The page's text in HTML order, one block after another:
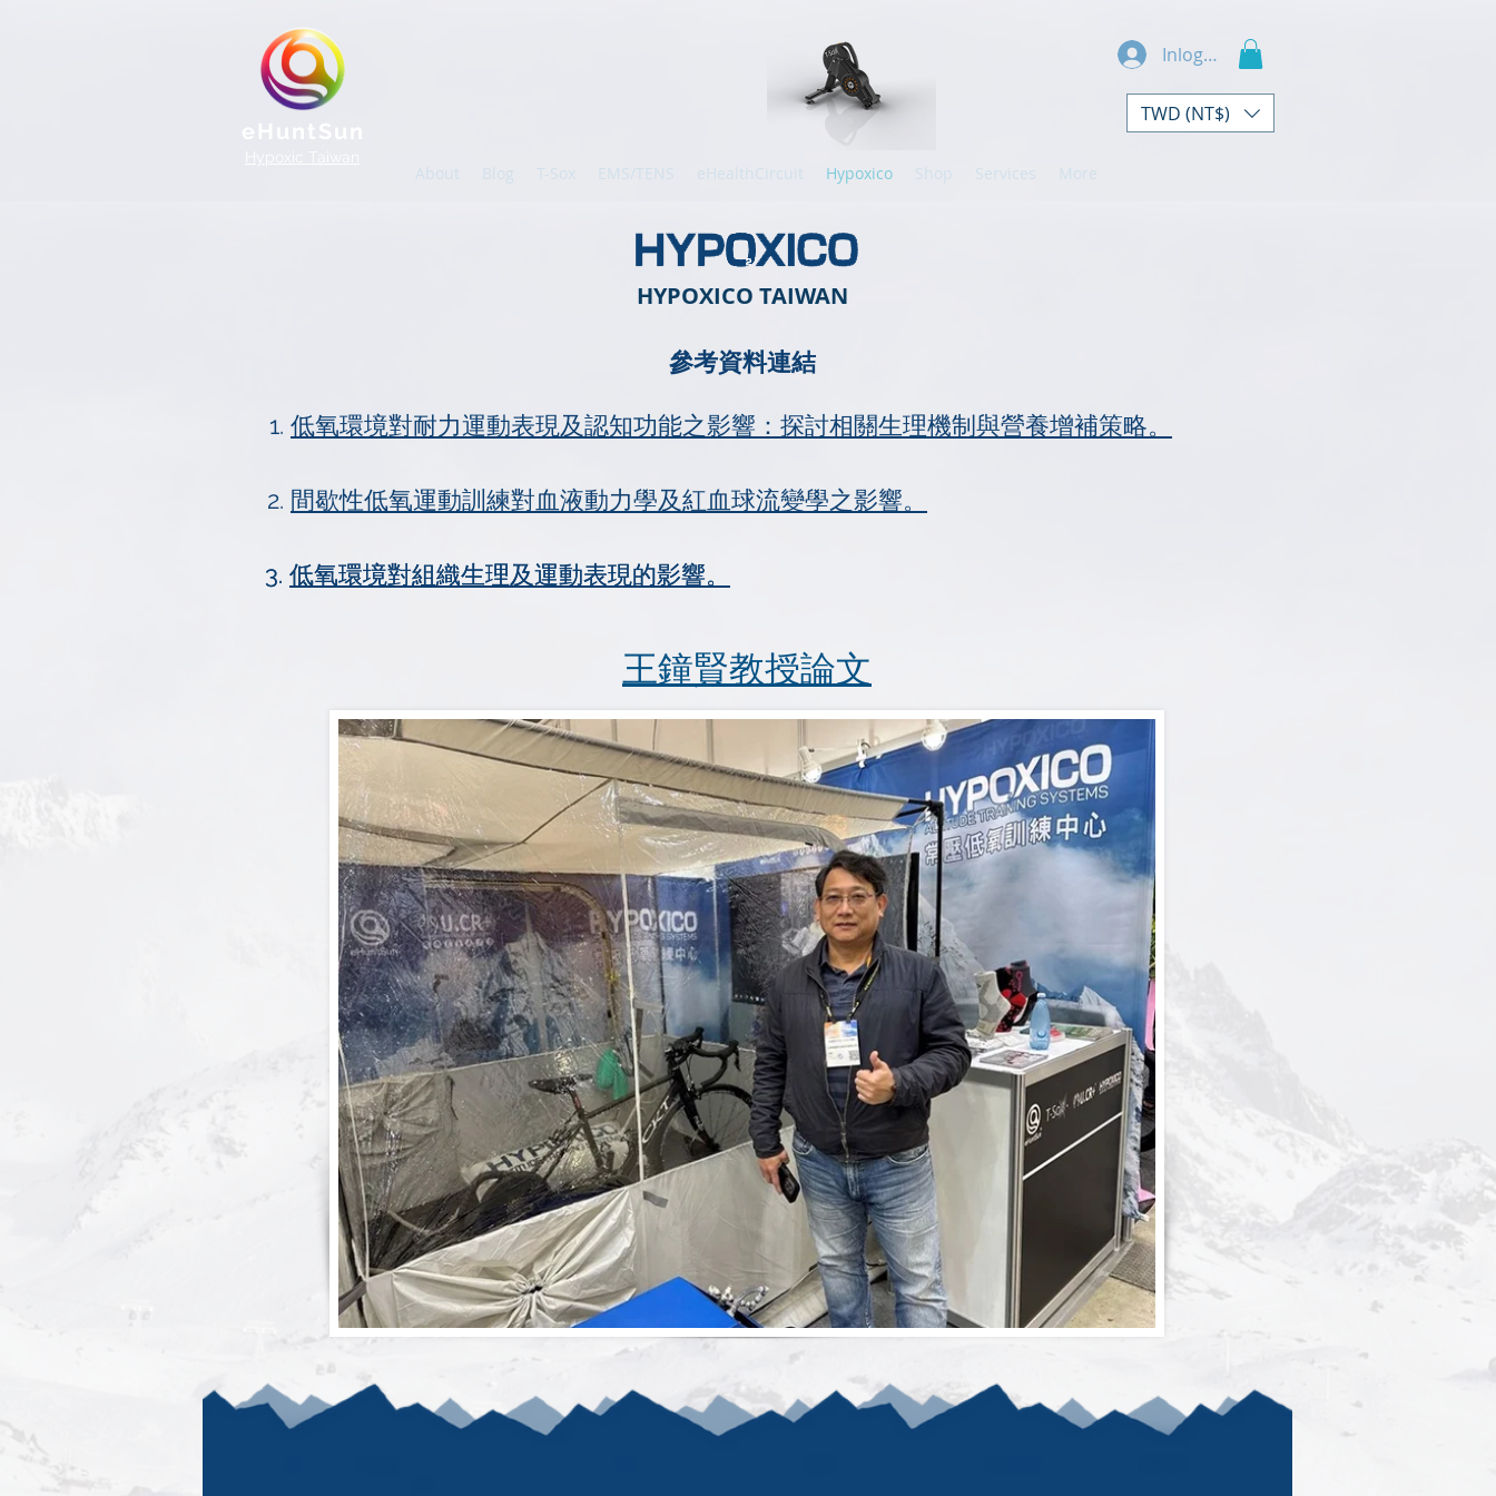
Inloggen
TWD (NT$)
About Blog T-Sox EMS/TENS eHealthCircuit Hypoxico Shop Services More
HYPOXICO TAIWAN
參考資料連結
1. 低氧環境對耐力運動表現及認知功能之影響：探討相關生理機制與營養增補策略。
2. 間歇性低氧運動訓練對血液動力學及紅血球流變學之影響。
3. 低氧環境對組織生理及運動表現的影響。
3. 低氧環境對組織生理及運動表現的影響。
王鐘賢教授論文